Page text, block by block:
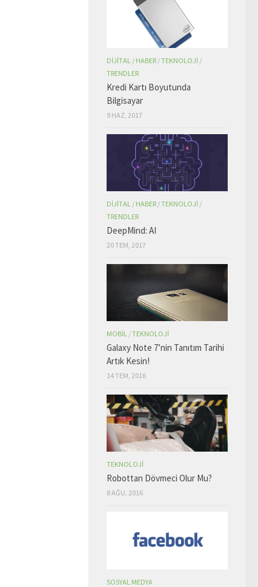
DIJITAL / HABER /TEKNOLOJI /
TRENDLER
Kredi Kartı Boyutunda
Bilgisayar
9 HAZ, 2017
DIJITAL / HABER /TEKNOLOJI /
TRENDLER
DeepMind: AI
20 TEM, 2017
MOBIL /TEKNOLOJI
Galaxy Note 7’nin Tanıtım Tarihi
Artık Kesin!
14 TEM, 2016
TEKNOLOJI
Robottan Dövmeci Olur Mu?
8 AĞU, 2016
SOSYAL MEDYA